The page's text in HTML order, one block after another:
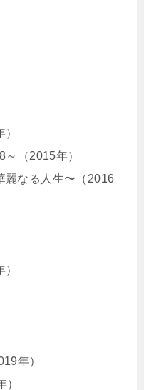
～（2015年）
麗なる人生〜（2016
年）